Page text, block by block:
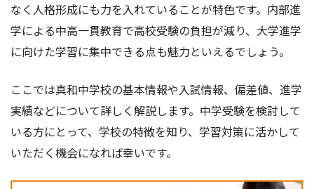
なく人格形成にも力を入れていることが特色です。内部進
学による中高一貫教育で高校受験の負担が減り、大学進学
に向けた学習に集中できる点も魅力といえるでしょう。
ここでは真和中学校の基本情報や入試情報、偏差値、進学
実績などについて詳しく解説します。中学受験を検討して
いる方にとって、学校の特徴を知り、学習対策に活かして
いただく機会になれば幸いです。